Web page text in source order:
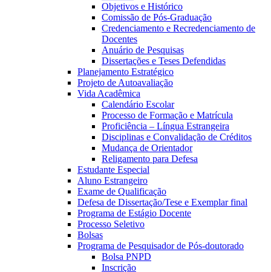
Objetivos e Histórico
Comissão de Pós-Graduação
Credenciamento e Recredenciamento de
Docentes
Anuário de Pesquisas
Dissertações e Teses Defendidas
Planejamento Estratégico
Projeto de Autoavaliação
Vida Acadêmica
Calendário Escolar
Processo de Formação e Matrícula
Proficiência – Língua Estrangeira
Disciplinas e Convalidação de Créditos
Mudança de Orientador
Religamento para Defesa
Estudante Especial
Aluno Estrangeiro
Exame de Qualificação
Defesa de Dissertação/Tese e Exemplar final
Programa de Estágio Docente
Processo Seletivo
Bolsas
Programa de Pesquisador de Pós-doutorado
Bolsa PNPD
Inscrição